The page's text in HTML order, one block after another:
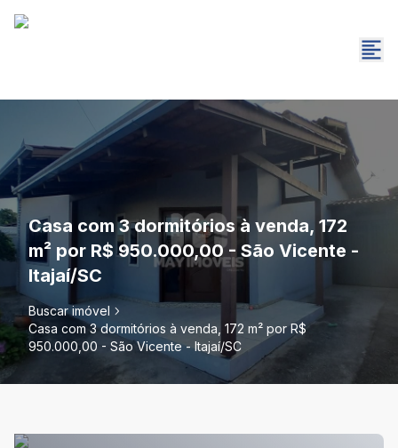
Casa com 3 dormitórios à venda, 172
m² por R$ 950.000,00 - São Vicente -
Itajaí/SC
Buscar imóvel
Casa com 3 dormitórios à venda, 172 m² por R$
950.000,00 - São Vicente - Itajaí/SC